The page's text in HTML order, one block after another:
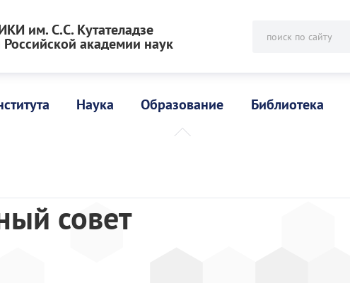
им. С.С. Кутателадзе
академии наук поиск по сайту
Наука Образование Библиотека
совет